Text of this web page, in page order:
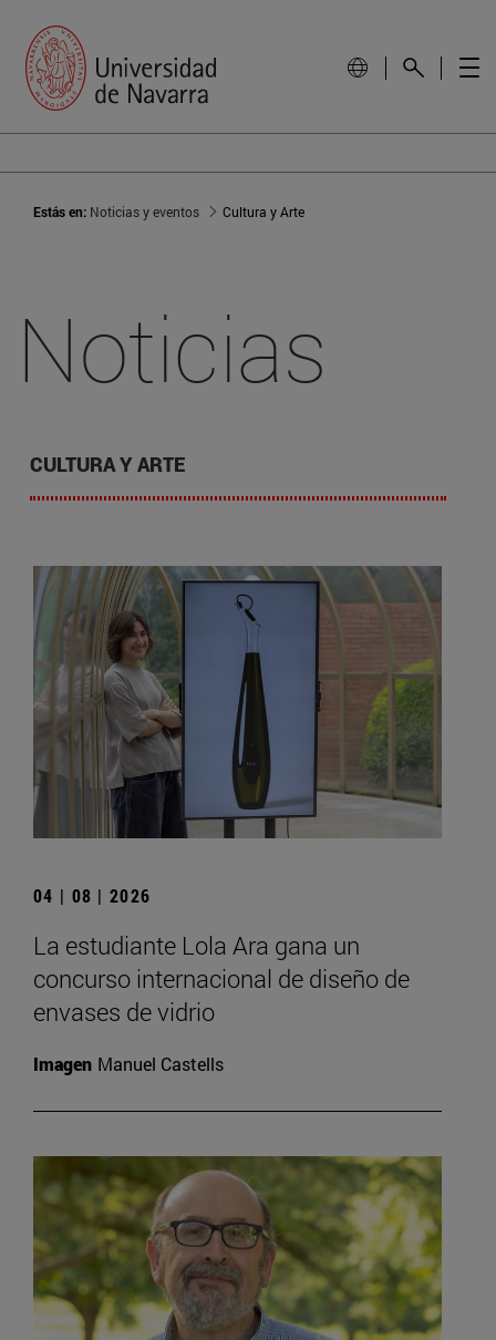
Estás en: Noticias y eventos Cultura y Arte
Noticias
CULTURA Y ARTE
04 | 08 | 2026
La estudiante Lola Ara gana un
concurso internacional de diseño de
envases de vidrio
Imagen Manuel Castells